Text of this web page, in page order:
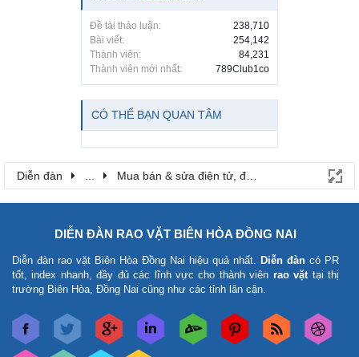
Đề tài thảo luận:
238,710
Bài viết:
254,142
Thành viên:
84,231
Thành viên mới nhất:
789Club1co
CÓ THỂ BẠN QUAN TÂM
Diễn đàn Mua bán & sửa điện tử, điện lạnh
DIỄN ĐÀN RAO VẶT BIÊN HÒA ĐỒNG NAI
Diễn đàn rao vặt Biên Hòa Đồng Nai hiệu quả nhất. Diễn đàn có PR
tốt, index nhanh, đầy đủ các lĩnh vực cho thành viên rao vặt tại thị
trường Biên Hòa, Đồng Nai cũng như các tỉnh lân cận.